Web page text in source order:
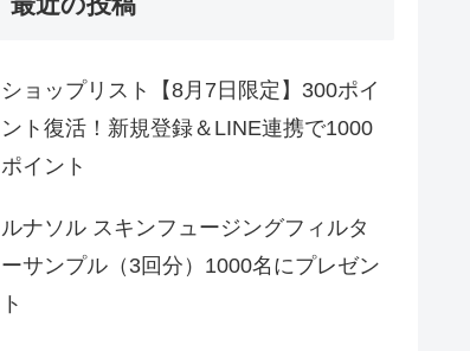
ショップリスト【8月7日限定】300ポイ
ント復活！新規登録＆LINE連携で1000
ポイント
ルナソル スキンフュージングフィルタ
ーサンプル（3回分）1000名にプレゼン
ト